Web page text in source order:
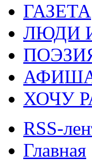
ГАЗЕТА
ЛЮДИ
ХОЧУ
RSS-
Главная